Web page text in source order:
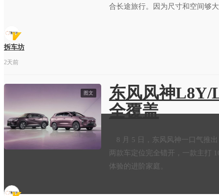
合长途旅行。因为尺寸和空间够
拆车坊
2天前
图文
东风风神L8Y/
全覆盖
8 月 5 日，东风风神一口气推
两款车定位完全错开，一款主打
体验的进阶家庭。